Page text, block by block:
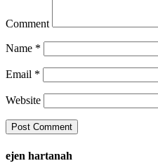
Comment
Name *
Email *
Website
ejen hartanah